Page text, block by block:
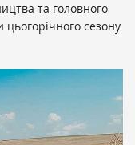
та головного
сезону